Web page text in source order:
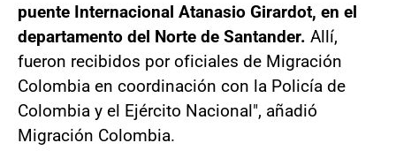
puente Internacional Atanasio Girardot, en el
departamento del Norte de Santander. Allí,
fueron recibidos por oficiales de Migración
Colombia en coordinación con la Policía de
Colombia y el Ejército Nacional", añadió
Migración Colombia.